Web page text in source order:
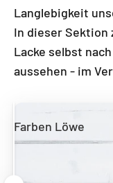
Langlebigkeit
In dieser Sektion
Lacke selbst
aussehen - im
Farben Löwe
Andere Hersteller